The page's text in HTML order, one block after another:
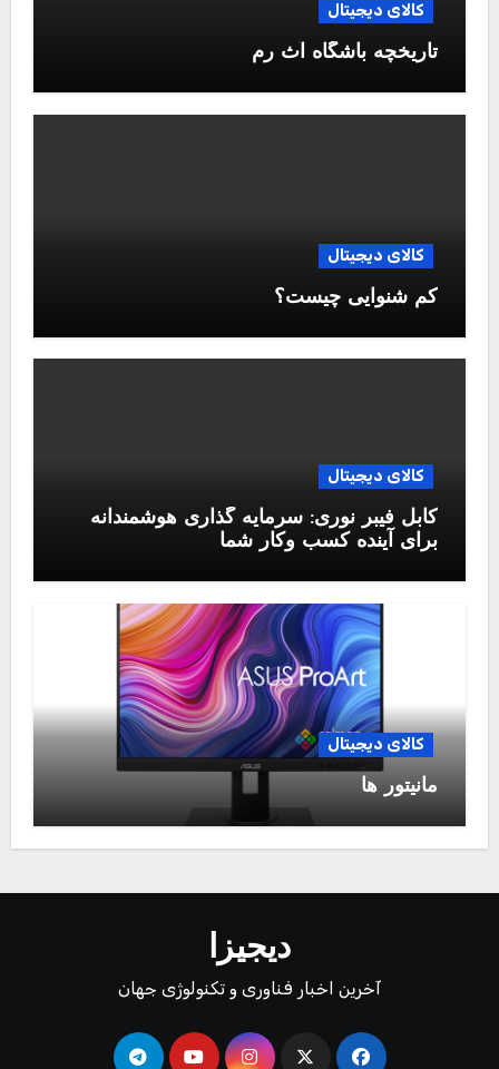
کالای دیجیتال
تاریخچه باشگاه آث رم
کالای دیجیتال
کم شنوایی چیست؟
کالای دیجیتال
کابل فیبر نوری: سرمایه گذاری هوشمندانه
برای آینده کسب وکار شما
کالای دیجیتال
مانیتور ها
دیجیزا
آخرین اخبار فناوری و تکنولوژی جهان